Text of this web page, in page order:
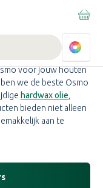
voor jouw houten
we de beste Osmo
hardwax olie
bieden niet alleen
aan te